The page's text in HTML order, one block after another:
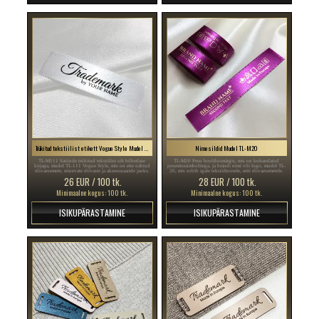
Trükitud tekstiilist etikett Vogue Style Mudel TL-M111
TL-M111 Satiinile trükitud tekstiilist silt hõbedase
kirjaga, mudel TL-111 Vogue Style, mis on ette nähtud
rõivaesemete, erinevate rõivaste ja aksessuaaride jaoks.
26 EUR / 100 tk.
Minimaalne kogus: 100 tk.
ISIKUPÄRASTAMINE
Nimesildid Mudel TL-M20
TL-M20 Pesu hooldusmärgis, mis on kohandatud
pesemissümbolitega, ja brändi nimi või logo, mudel TL-
20, mis sobib igale tekstiiltootele, eriti rõivaesemetele.
28 EUR / 100 tk.
Minimaalne kogus: 100 tk.
ISIKUPÄRASTAMINE